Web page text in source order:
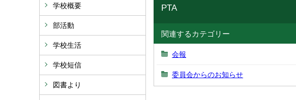
学校概要
部活動
学校生活
学校短信
図書より
PTA
関連するカテゴリー
会報
委員会からのお知らせ